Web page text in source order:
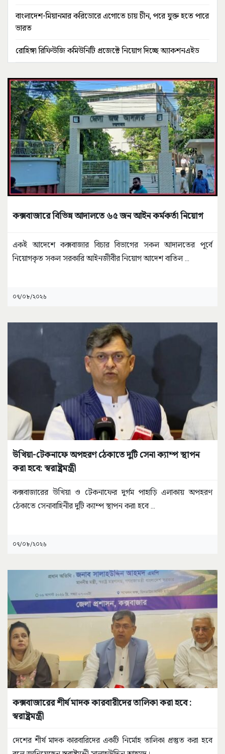
বাংলাদেশ-মিয়ানমার করিডোরে এগোতে চায় চীন, পরে যুক্ত হতে পারে
ভারত
রোহিঙ্গা রিফিউজি কমিউনিটি প্রজেক্টে নিয়োগ দিচ্ছে অ্যাকশনএইড
কক্সবাজারে বিভিন্ন আদালতে ৬৫ জন আইন কর্মকর্তা নিয়োগ
একই আদেশে কক্সবাজার বিচার বিভাগের সকল আদালতের পূর্বে
নিয়োগকৃত সকল সরকারি আইনজীবীর নিয়োগ আদেশ বাতিল ...
০৭/০৮/২০২৬
উখিয়া-টেকনাফে অপহরণ ঠেকাতে দুটি সেনা ক্যাম্প স্থাপন
করা হবে: স্বরাষ্ট্রমন্ত্রী
কক্সবাজারের উখিয়া ও টেকনাফের দুর্গম পাহাড়ি এলাকায় অপহরণ
ঠেকাতে সেনাবাহিনীর দুটি ক্যাম্প স্থাপন করা হবে...
০৭/০৮/২০২৬
কক্সবাজারের শীর্ষ মাদক কারবারীদের তালিকা করা হবে :
স্বরাষ্ট্রমন্ত্রী
দেশের শীর্ষ মাদক কারবারিদের একটি নির্মোহ তালিকা প্রস্তুত করা হবে